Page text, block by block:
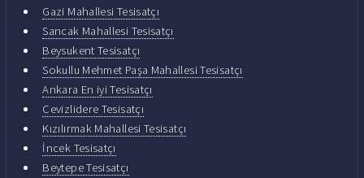
Gazi Mahallesi Tesisatçı
Sancak Mahallesi Tesisatçı
Beysukent Tesisatçı
Sokullu Mehmet Paşa Mahallesi Tesisatçı
Ankara En iyi Tesisatçı
Cevizlidere Tesisatçı
Kızılırmak Mahallesi Tesisatçı
İncek Tesisatçı
Beytepe Tesisatçı